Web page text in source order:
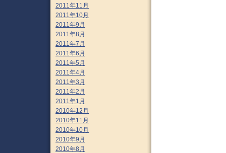
2011年11月
2011年10月
2011年9月
2011年8月
2011年7月
2011年6月
2011年5月
2011年4月
2011年3月
2011年2月
2011年1月
2010年12月
2010年11月
2010年10月
2010年9月
2010年8月